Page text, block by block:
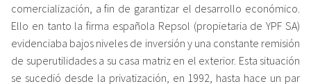
comercialización, a fin de garantizar el desarrollo económico.
Ello en tanto la firma española Repsol (propietaria de YPF SA)
evidenciaba bajos niveles de inversión y una constante remisión
de superutilidades a su casa matriz en el exterior. Esta situación
se sucedió desde la privatización, en 1992, hasta hace un par